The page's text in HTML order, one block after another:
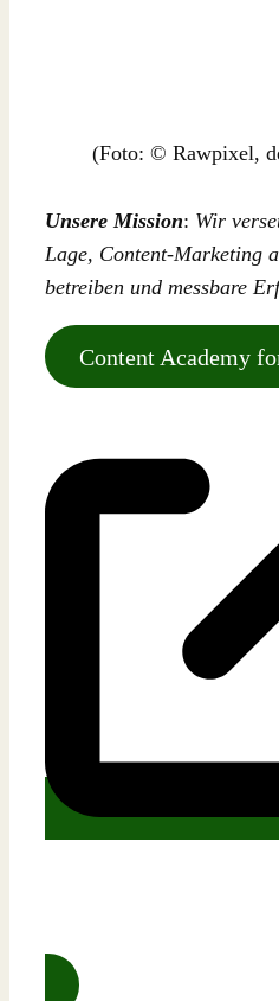
(Foto: © Rawpixel,
Unsere Mission: Wir
Lage, Content-Marketing
betreiben und messbare
Content Academy